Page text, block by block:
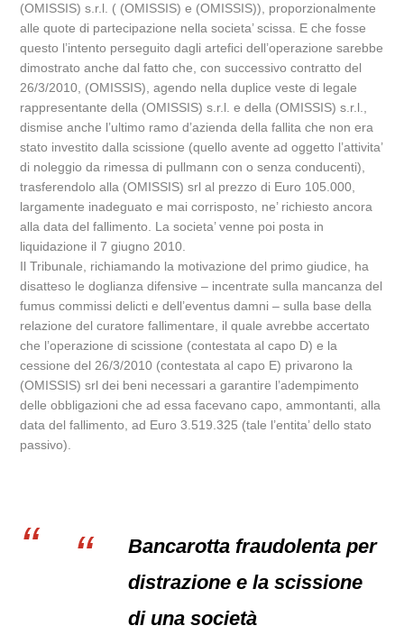
(OMISSIS) s.r.l. ( (OMISSIS) e (OMISSIS)), proporzionalmente
alle quote di partecipazione nella societa’ scissa. E che fosse
questo l’intento perseguito dagli artefici dell’operazione sarebbe
dimostrato anche dal fatto che, con successivo contratto del
26/3/2010, (OMISSIS), agendo nella duplice veste di legale
rappresentante della (OMISSIS) s.r.l. e della (OMISSIS) s.r.l.,
dismise anche l’ultimo ramo d’azienda della fallita che non era
stato investito dalla scissione (quello avente ad oggetto l’attivita’
di noleggio da rimessa di pullmann con o senza conducenti),
trasferendolo alla (OMISSIS) srl al prezzo di Euro 105.000,
largamente inadeguato e mai corrisposto, ne’ richiesto ancora
alla data del fallimento. La societa’ venne poi posta in
liquidazione il 7 giugno 2010.
Il Tribunale, richiamando la motivazione del primo giudice, ha
disatteso le doglianza difensive – incentrate sulla mancanza del
fumus commissi delicti e dell’eventus damni – sulla base della
relazione del curatore fallimentare, il quale avrebbe accertato
che l’operazione di scissione (contestata al capo D) e la
cessione del 26/3/2010 (contestata al capo E) privarono la
(OMISSIS) srl dei beni necessari a garantire l’adempimento
delle obbligazioni che ad essa facevano capo, ammontanti, alla
data del fallimento, ad Euro 3.519.325 (tale l’entita’ dello stato
passivo).
Bancarotta fraudolenta per
distrazione e la scissione
di una società